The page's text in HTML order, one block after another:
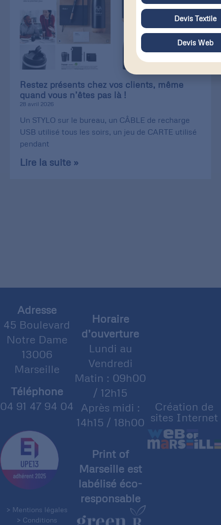
Restez présents chez vos clients, même
quand vous n’êtes pas là !
28 avril 2026
Un STYLO sur le bureau, un CÂBLE de recharge
USB utilisé tous les soirs, un jeu de CARTE utilisé
pendant
Lire la suite »
Adresse
45 Boulevard
Notre Dame
13006
Marseille
Téléphone
04 91 47 94 04
> Mentions légales
> Conditions
Horaire
d’ouverture
Lundi au
Vendredi
Matin : 09h00
/ 12h15
Après midi :
14h15 / 18h00
Print of
Marseille est
labélisé éco-
responsable
Création de
sites Internet
Devis Textile
Devis Web